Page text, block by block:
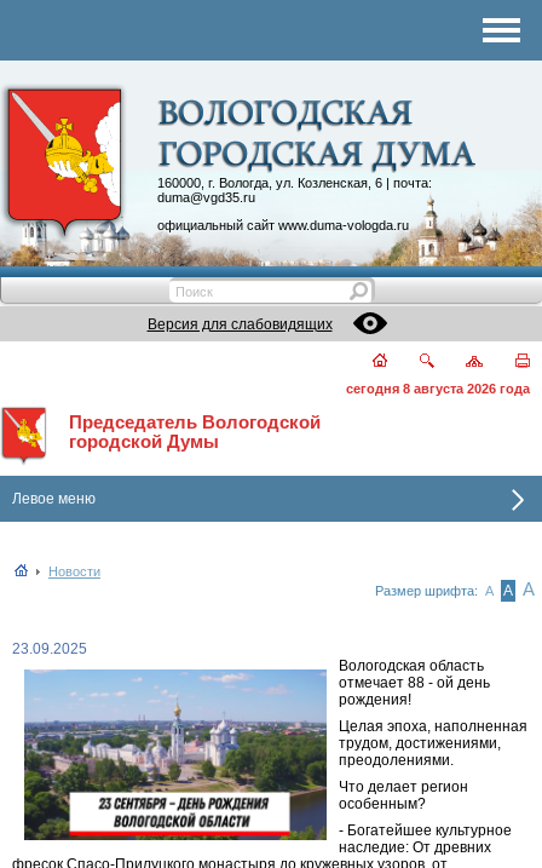
160000, г. Вологда, ул. Козленская, 6 | почта:
duma@vgd35.ru
официальный сайт www.duma-vologda.ru
Контакты
Депутатские объединения
Версия для слабовидящих
сегодня 8 августа 2026 года
Председатель Вологодской
городской Думы
Левое меню
Новости
Размер шрифта: А А А
23.09.2025
Вологодская область
отмечает 88 - ой день
рождения!
Целая эпоха, наполненная
трудом, достижениями,
преодолениями.
Что делает регион
особенным?
- Богатейшее культурное
наследие: От древних
фресок Спасо-Прилуцкого монастыря до кружевных узоров, от